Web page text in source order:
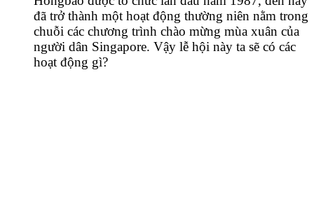
đã trở thành một hoạt động thường niên nằm trong
chuỗi các chương trình chào mừng mùa xuân của
người dân Singapore. Vậy lễ hội này ta sẽ có các
hoạt động gì?